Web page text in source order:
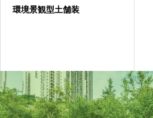
環境景観型土舗装